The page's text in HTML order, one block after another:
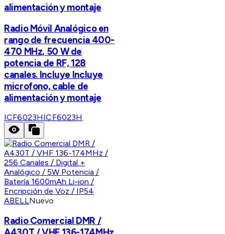
alimentación y montaje
Radio Móvil Analógico en
rango de frecuencia 400-
470 MHz, 50 W de
potencia de RF, 128
canales. Incluye Incluye
microfono, cable de
alimentación y montaje
ICF6023HICF6023H
ABELLNuevo
Radio Comercial DMR /